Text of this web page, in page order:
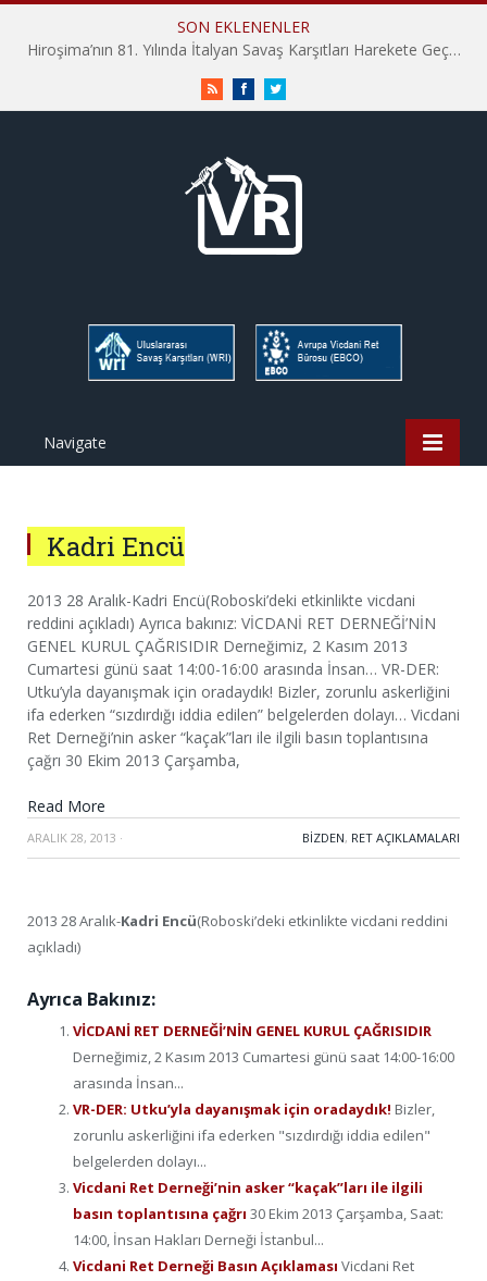
SON EKLENENLER
Hiroşima’nın 81. Yılında İtalyan Savaş Karşıtları Harekete Geçti: “Hatırlamak yeterli değil”
RSS FacebookTwitter
Navigate
Kadri Encü
2013 28 Aralık-Kadri Encü(Roboski’deki etkinlikte vicdani
reddini açıkladı) Ayrıca bakınız: VİCDANİ RET DERNEĞİ’NİN
GENEL KURUL ÇAĞRISIDIR Derneğimiz, 2 Kasım 2013
Cumartesi günü saat 14:00-16:00 arasında İnsan… VR-DER:
Utku’yla dayanışmak için oradaydık! Bizler, zorunlu askerliğini
ifa ederken “sızdırdığı iddia edilen” belgelerden dolayı… Vicdani
Ret Derneği’nin asker “kaçak”ları ile ilgili basın toplantısına
çağrı 30 Ekim 2013 Çarşamba,
Read More
ARALIK 28, 2013 · BIZDEN, RET AÇIKLAMALARI
2013 28 Aralık-Kadri Encü(Roboski’deki etkinlikte vicdani reddini
açıkladı)
Ayrıca Bakınız:
VİCDANİ RET DERNEĞİ’NİN GENEL KURUL ÇAĞRISIDIR
Derneğimiz, 2 Kasım 2013 Cumartesi günü saat 14:00-16:00
arasında İnsan...
VR-DER: Utku’yla dayanışmak için oradaydık! Bizler,
zorunlu askerliğini ifa ederken "sızdırdığı iddia edilen"
belgelerden dolayı...
Vicdani Ret Derneği’nin asker “kaçak”ları ile ilgili
basın toplantısına çağrı 30 Ekim 2013 Çarşamba, Saat:
14:00, İnsan Hakları Derneği İstanbul...
Vicdani Ret Derneği Basın Açıklaması Vicdani Ret